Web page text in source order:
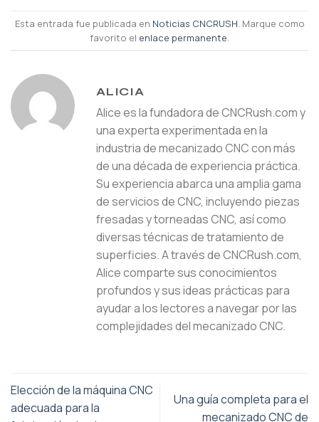
Esta entrada fue publicada en Noticias CNCRUSH . Marque como
favorito el enlace permanente
ALICIA
Alice es la fundadora de CNCRush.com y
una experta experimentada en la
industria de mecanizado CNC con más
de una década de experiencia práctica.
Su experiencia abarca una amplia gama
de servicios de CNC, incluyendo piezas
fresadas y torneadas CNC, así como
diversas técnicas de tratamiento de
superficies. A través de CNCRush.com,
Alice comparte sus conocimientos
profundos y sus ideas prácticas para
ayudar a los lectores a navegar por las
complejidades del mecanizado CNC.
Elección de la máquina CNC
adecuada para la
Una guía completa para el
mecanizado CNC de